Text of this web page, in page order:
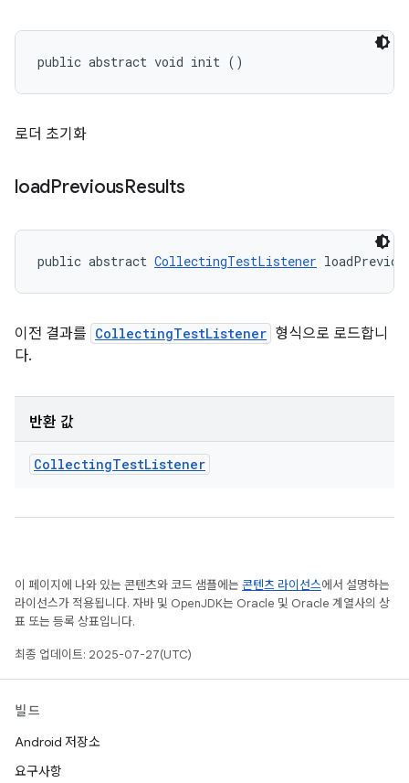
public abstract void init ()
로더 초기화
loadPreviousResults
public abstract CollectingTestListener
이전 결과를 CollectingTestListener 형식으로 로드합니
다.
반환 값
CollectingTestListener
이 페이지에 나와 있는 콘텐츠와 코드 샘플에는 콘텐츠 라이선스에서 설명하는
라이선스가 적용됩니다. 자바 및 OpenJDK는 Oracle 및 Oracle 계열사의 상
표 또는 등록 상표입니다.
최종 업데이트: 2025-07-27(UTC)
빌드
Android 저장소
요구사항